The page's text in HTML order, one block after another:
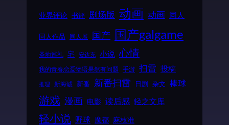
业界评论 书评 剧场版 动画 动画 同人
同人作品 同人展 国产 国产galgame
圣地巡礼 宅 安达充 小说 心情
我的青春恋爱物语果然有问题 手游 扫雷 投稿
推理 新海诚 新番 新番扫雷 日剧 杂文 棒球
游戏 漫画 电影 读后感 轻之文库
轻小说 野球 魔都 麻枝准